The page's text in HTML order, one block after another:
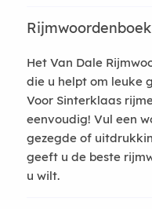
Rijmwoordenboek
Het Van Dale
die u helpt om leuke
Voor Sinterklaas
eenvoudig! Vul een
gezegde of
geeft u de beste
u wilt.